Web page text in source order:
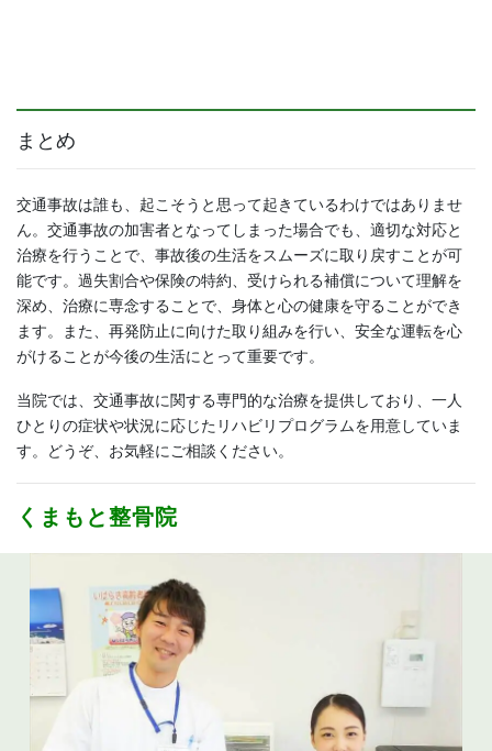
まとめ
交通事故は誰も、起こそうと思って起きているわけではありませ
ん。交通事故の加害者となってしまった場合でも、適切な対応と
治療を行うことで、事故後の生活をスムーズに取り戻すことが可
能です。過失割合や保険の特約、受けられる補償について理解を
深め、治療に専念することで、身体と心の健康を守ることができ
ます。また、再発防止に向けた取り組みを行い、安全な運転を心
がけることが今後の生活にとって重要です。
当院では、交通事故に関する専門的な治療を提供しており、一人
ひとりの症状や状況に応じたリハビリプログラムを用意していま
す。どうぞ、お気軽にご相談ください。
くまもと整骨院